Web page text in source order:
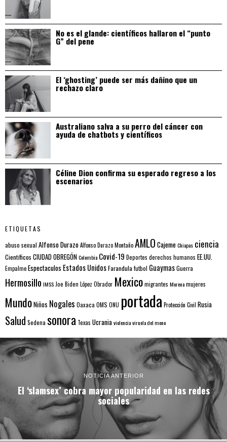
No es el glande: científicos hallaron el “punto
G” del pene
El ‘ghosting’ puede ser más dañino que un
rechazo claro
Australiano salva a su perro del cáncer con
ayuda de chatbots y científicos
Céline Dion confirma su esperado regreso a los
escenarios
ETIQUETAS
abuso sexual Alfonso DurazoAlfonso Durazo MontañoAMLO CajemeChiapas ciencia
Científicos CIUDAD OBREGÓNColombia Covid-19 Deportes derechos humanos EE.UU.
EmpalmeEspectaculos Estados UnidosFarandulafutbol GuaymasGuerra
Hermosillo IMSS Joe Biden López Obrador Mexicomigrantes Morenamujeres
MundoNiños Nogales Oaxaca OMS ONU portada Protección Civil Rusia
Salud Sedena sonora Texas Ucraniaviolenciaviruela del mono
NOTICIA ANTERIOR
El ‘slamsex’ cobra mayor popularidad en las redes
sociales